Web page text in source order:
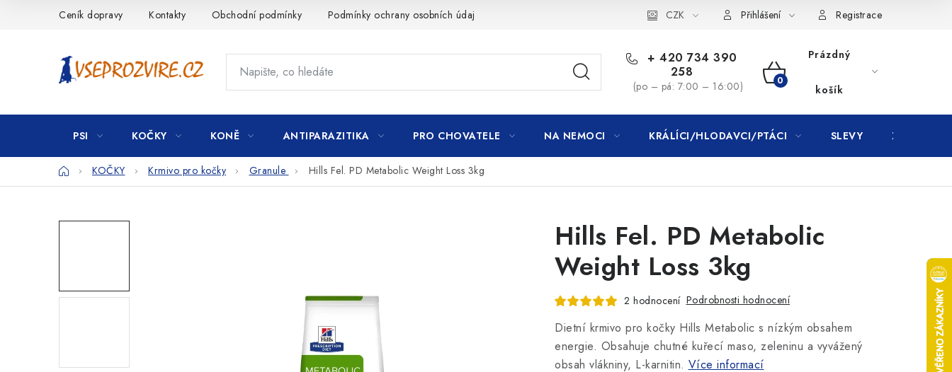
Ceník dopravy Kontakty Obchodní podmínky Podmínky ochrany osobních údajů CZK Přihlášení Registrace
+ 420 734 390
258
(po – pá: 7:00 – 16:00)
NÁKUPNÍ
KOŠÍK
Prázdný
košík
PSI KOČKY KONĚ ANTIPARAZITIKA PRO CHOVATELE NA NEMOCI KRÁLÍCI/HLODAVCI/PTÁCI SLEVY ZNAČKY
DomůKOČKY Krmivo pro kočky Granule Hills Fel. PD Metabolic Weight Loss 3kg
Hills Fel. PD Metabolic
Weight Loss 3kg
2 hodnocení Podrobnosti hodnocení
Dietní krmivo pro kočky Hills Metabolic s nízkým obsahem
energie. Obsahuje chutné kuřecí maso, zeleninu a vyvážený
obsah vlákniny, L-karnitin. Více informací